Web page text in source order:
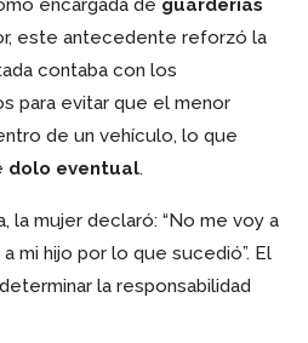
encargada de guarderías
este antecedente reforzó la
contaba con los
para evitar que el menor
de un vehículo, lo que
dolo eventual.
la mujer declaró: “No me voy a
mi hijo por lo que sucedió”. El
la responsabilidad